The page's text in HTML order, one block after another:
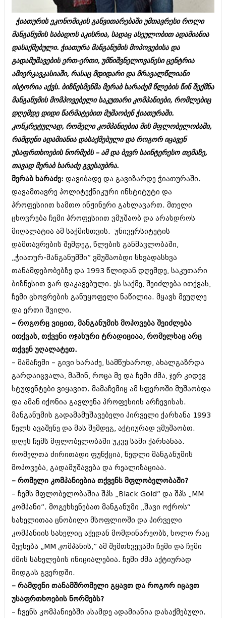
კულინარია
ავტორჩევები
ბელადები
ბიზნესსიახლეები
გვარები
თემიდას სასწორი
იუმორი
კალეიდოსკოპი
ჰოროსკოპი და შეუცნობელი
კრიმინალი
რომანი და დეტექტივი
სახალისო ამბები
შოუბიზნესი
დაიჯესტი
ქალი და მამაკაცი
ისტორია
სხვადასხვა
ანონსი
აგვისტო 2018 (162)
ივლისი 2018 (223)
ივნისი 2018 (244)
მაისი 2018 (211)
აპრილი 2018 (194)
თებერვალი 2018 (208)
იანვარი 2018 (215)
დეკემბერი 2017 (243)
ნოემბერი 2017 (212)
ოქტომბერი 2017 (231)
სექტემბერი 2017 (261)
აგვისტო 2017 (212)
ივლისი 2017 (233)
ივნისი 2017 (265)
მაისი 2017 (216)
აპრილი 2017 (220)
მარტი 2017 (212)
იანვარი 2017 (246)
დეკემბერი 2016 (207)
ნოემბერი 2016 (207)
ოქტომბერი 2016 (257)
სექტემბერი 2016 (224)
აგვისტო 2016 (258)
ბიზნესსიახლეები
გვარები
თემიდას სასწორი
იუმორი
კალეიდოსკოპი
ჰოროსკოპი და შეუცნობელი
კრიმინალი
რომანი და დეტექტივი
სახალისო ამბები
შოუბიზნესი
დაიჯესტი
ქალი და მამაკაცი
ისტორია
სხვადასხვა
ანონსი
ნოემბერი 2020 (103)
ოქტომბერი 2020 (209)
სექტემბერი 2020 (204)
აგვისტო 2020 (249)
ივლისი 2020 (204)
ივნისი 2020 (249)
არქივის ზომის ნახვა
ჭიათურის ეკონომიკის განვითარებაში უმთავრესი როლი
მანგანუმის საბადოს აკისრია, სადაც ასეულობით ადამიანია
დასაქმებული. ჭიათურა მანგანუმის მოპოვებისა და
გადამუშავების ერთ-ერთი, უმნიშვნელოვანესი ცენტრია
ამიერკავკასიაში, რასაც მდიდარი და მრავალწლიანი
ისტორია აქვს. ბიზნესმენმა მერაბ ხარაძემ წლების წინ შექმნა
მანგანუმის მომპოვებელი საკუთარი კომპანიები, რომლებიც
დღემდე დიდი წარმატებით მუშაობენ ჭიათურაში.
კონკრეტულად, რომელი კომპანიებია მის მფლობელობაში,
რამდენი ადამიანია დასაქმებული და როგორ იცავენ
უსაფრთხოების ნორმებს – ამ და ბევრ საინტერესო თემაზე,
თავად მერაბ ხარაძე გვესაუბრა.
მერაბ ხარაძე: დავიბადე და გავიზარდე ჭიათურაში.
დავამთავრე პოლიტექნიკური ინსტიტუტი და
პროფესიით სამთო ინჟინერი გახლავართ. მთელი
ცხოვრება ჩემი პროფესიით ვმუშაობ და არასდროს
მიღალატია ამ საქმისთვის. უნივერსიტეტის
დამთავრების შემდეგ, წლების განმავლობაში,
„ჭიათურ-მანგანუმში” ვმუშაობდი სხვადასხვა
თანამდებობებზე და 1993 წლიდან დღემდე, საკუთარი
ბიზნესით ვარ დაკავებული. ეს საქმე, შეიძლება ითქვას,
ჩემი ცხოვრების განუყოფელი ნაწილია. მყავს მეუღლე
და ერთი შვილი.
– როგორც ვიცით, მანგანუმის მოპოვება შეიძლება
ითქვას, თქვენი ოჯახური ტრადიციაა, რომელსაც არც
თქვენ უღალატეთ.
– მამაჩემი – გივი ხარაძე, სამწუხაროდ, ახალგაზრდა
გარდაიცვალა, მაშინ, როცა მე და ჩემი ძმა, ჯერ კიდევ
სტუდენტები ვიყავით. მამაჩემიც ამ სფეროში მუშაობდა
და ამან იქონია გავლენა პროფესიის არჩევისას.
მანგანუმის გადამამუშავებელი პირველი ქარხანა 1993
წელს ავაშენე და მას შემდეგ, აქტიურად ვმუშაობთ.
დღეს ჩემს მფლობელობაში უკვე სამი ქარხანაა.
რომელთა ძირითადი ფუნქცია, ნედლი მანგანუმის
მოპოვება, გადამუშავება და რეალიზაციაა.
– რომელი კომპანიებია თქვენს მფლობელობაში?
– ჩემს მფლობელობაშია შპს „Black Gold” და შპს „MM
კომპანი”. მოგეხსენებათ მანგანუმი „შავი ოქროს“
სახელითაა ცნობილი მსოფლიოში და პირველი
კომპანიის სახელიც აქედან მომდინარეობს, ხოლო რაც
შეეხება „MM კომპანის,” ამ შემთხვევაში ჩემი და ჩემი
ძმის სახელების ინიციალებია. ჩემი ძმა აქტიურად
მიდგას გვერდში.
– რამდენი თანამშრომელი გყავთ და როგორ იცავთ
უსაფრთხოების ნორმებს?
– ჩვენს კომპანიებში ასამდე ადამიანია დასაქმებული.